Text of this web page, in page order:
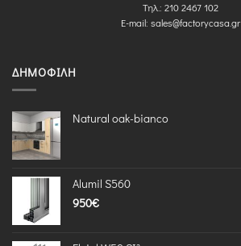
Τηλ.: 210 2467 102
E-mail: sales@factorycasa.gr
ΔΗΜΟΦΙΛΉ
Natural oak-bianco
Alumil S560
950€